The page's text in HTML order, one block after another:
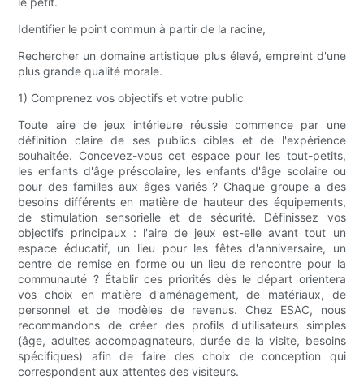
Identifier le point commun à partir de la racine,
Rechercher un domaine artistique plus élevé, empreint d'une
plus grande qualité morale.
1) Comprenez vos objectifs et votre public
Toute aire de jeux intérieure réussie commence par une
définition claire de ses publics cibles et de l'expérience
souhaitée. Concevez-vous cet espace pour les tout-petits,
les enfants d'âge préscolaire, les enfants d'âge scolaire ou
pour des familles aux âges variés ? Chaque groupe a des
besoins différents en matière de hauteur des équipements,
de stimulation sensorielle et de sécurité. Définissez vos
objectifs principaux : l'aire de jeux est-elle avant tout un
espace éducatif, un lieu pour les fêtes d'anniversaire, un
centre de remise en forme ou un lieu de rencontre pour la
communauté ? Établir ces priorités dès le départ orientera
vos choix en matière d'aménagement, de matériaux, de
personnel et de modèles de revenus. Chez ESAC, nous
recommandons de créer des profils d'utilisateurs simples
(âge, adultes accompagnateurs, durée de la visite, besoins
spécifiques) afin de faire des choix de conception qui
correspondent aux attentes des visiteurs.